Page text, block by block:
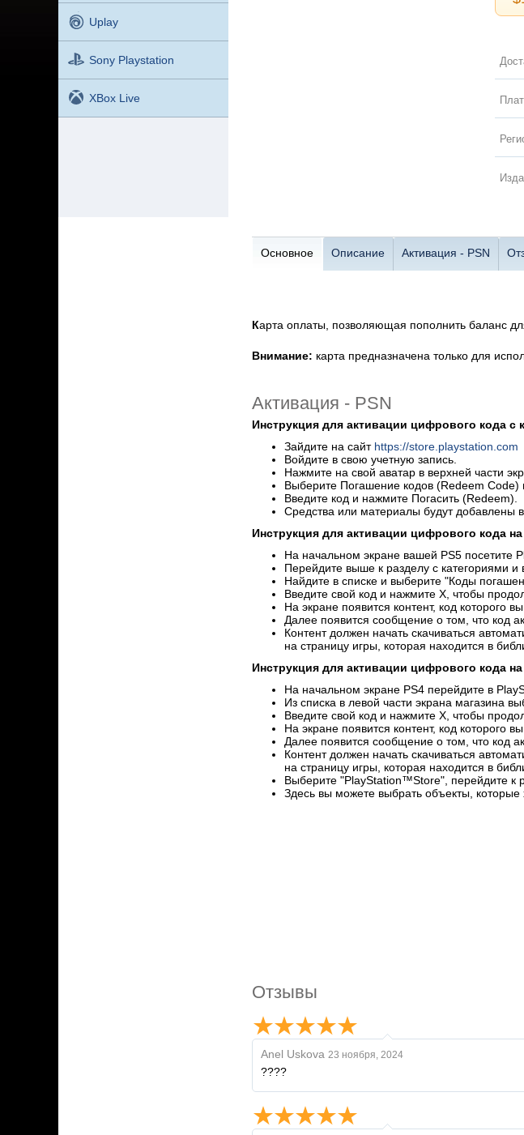
Uplay
Sony Playstation
XBox Live
Основное Описание Активация - PSN
Карта оплаты, позволяющая пополнить баланс
Внимание: карта предназначена только для
Активация - PSN
Инструкция для активации цифрового кодa c
Зайдите на сайт https://store.playstation.com
Войдите в свою учетную запись.
Нажмите на свой аватар в верхней части
Выберите Погашение кодов (Redeem
Введите код и нажмите Погасить (Redeem).
Средства или материалы будут добавлены
Инструкция для активации цифрового кодa
На начальном экране вашей PS5 посетите
Перейдите выше к разделу с категориями
Найдите в списке и выберите "Коды
Введите свой код и нажмите X, чтобы
На экране появится контент, код которого
Далее появится сообщение о том, что код
Контент должен начать скачиваться
на страницу игры, которая находится в
Инструкция для активации цифрового кодa
На начальном экране PS4 перейдите в
Из списка в левой части экрана магазина
Введите свой код и нажмите X, чтобы
На экране появится контент, код которого
Далее появится сообщение о том, что код
Контент должен начать скачиваться
на страницу игры, которая находится в
Выберите "PlayStation™Store", перейдите к
Здесь вы можете выбрать объекты, которые
Отзывы
Anel Uskova 23 ноября, 2024
????